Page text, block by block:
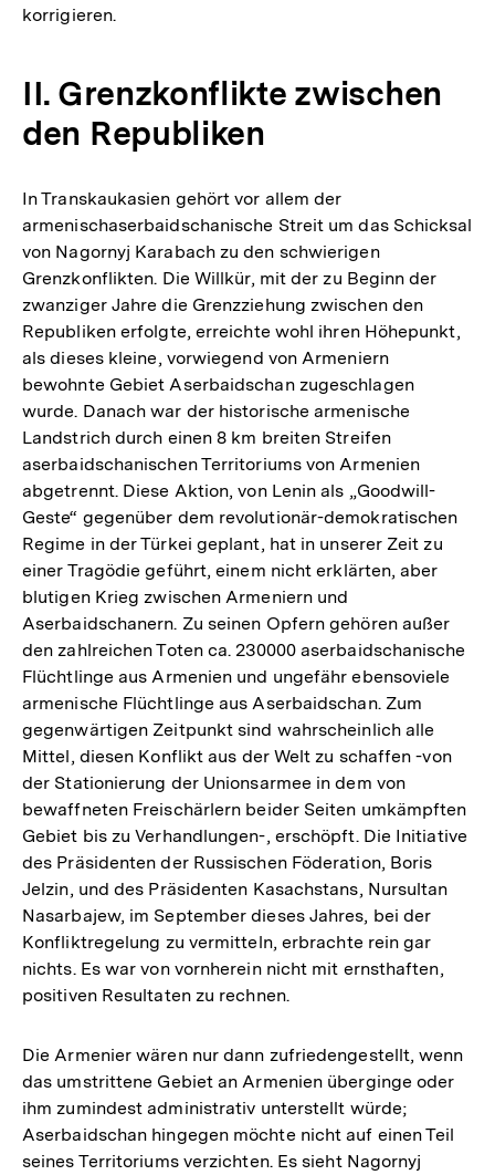
korrigieren.
II. Grenzkonflikte zwischen
den Republiken
In Transkaukasien gehört vor allem der
armenischaserbaidschanische Streit um das Schicksal
von Nagornyj Karabach zu den schwierigen
Grenzkonflikten. Die Willkür, mit der zu Beginn der
zwanziger Jahre die Grenzziehung zwischen den
Republiken erfolgte, erreichte wohl ihren Höhepunkt,
als dieses kleine, vorwiegend von Armeniern
bewohnte Gebiet Aserbaidschan zugeschlagen
wurde. Danach war der historische armenische
Landstrich durch einen 8 km breiten Streifen
aserbaidschanischen Territoriums von Armenien
abgetrennt. Diese Aktion, von Lenin als „Goodwill-
Geste“ gegenüber dem revolutionär-demokratischen
Regime in der Türkei geplant, hat in unserer Zeit zu
einer Tragödie geführt, einem nicht erklärten, aber
blutigen Krieg zwischen Armeniern und
Aserbaidschanern. Zu seinen Opfern gehören außer
den zahlreichen Toten ca. 230000 aserbaidschanische
Flüchtlinge aus Armenien und ungefähr ebensoviele
armenische Flüchtlinge aus Aserbaidschan. Zum
gegenwärtigen Zeitpunkt sind wahrscheinlich alle
Mittel, diesen Konflikt aus der Welt zu schaffen -von
der Stationierung der Unionsarmee in dem von
bewaffneten Freischärlern beider Seiten umkämpften
Gebiet bis zu Verhandlungen-, erschöpft. Die Initiative
des Präsidenten der Russischen Föderation, Boris
Jelzin, und des Präsidenten Kasachstans, Nursultan
Nasarbajew, im September dieses Jahres, bei der
Konfliktregelung zu vermitteln, erbrachte rein gar
nichts. Es war von vornherein nicht mit ernsthaften,
positiven Resultaten zu rechnen.
Die Armenier wären nur dann zufriedengestellt, wenn
das umstrittene Gebiet an Armenien überginge oder
ihm zumindest administrativ unterstellt würde;
Aserbaidschan hingegen möchte nicht auf einen Teil
seines Territoriums verzichten. Es sieht Nagornyj